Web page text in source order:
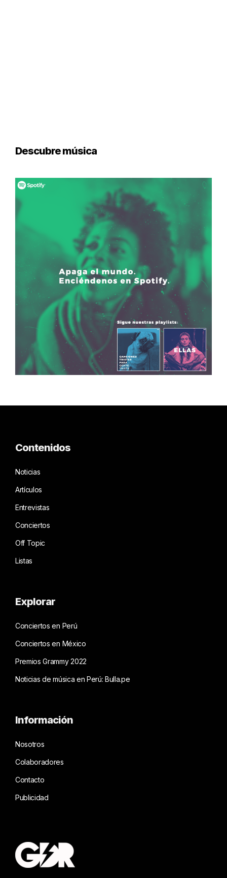
Descubre música
Contenidos
Noticias
Artículos
Entrevistas
Conciertos
Off Topic
Listas
Explorar
Conciertos en Perú
Conciertos en México
Premios Grammy 2022
Noticias de música en Perú: Bulla.pe
Información
Nosotros
Colaboradores
Contacto
Publicidad